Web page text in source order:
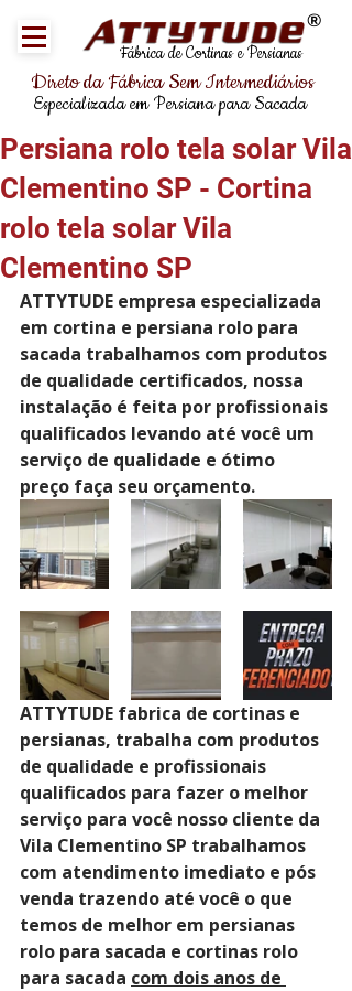
Fábrica de Cortinas e Persianas
®
Direto da Fábrica Sem Intermediários
Especializada em Persiana para Sacada
Persiana rolo tela solar Vila
Clementino SP - Cortina
rolo tela solar Vila
Clementino SP
ATTYTUDE empresa especializada
em cortina e persiana rolo para
sacada trabalhamos com produtos
de qualidade certificados, nossa
instalação é feita por profissionais
qualificados levando até você um
serviço de qualidade e ótimo
preço faça seu orçamento.
ATTYTUDE fabrica de cortinas e
persianas, trabalha com produtos
de qualidade e profissionais
qualificados para fazer o melhor
serviço para você nosso cliente da
Vila Clementino SP trabalhamos
com atendimento imediato e pós
venda trazendo até você o que
temos de melhor em persianas
rolo para sacada e cortinas rolo
para sacada com dois anos de